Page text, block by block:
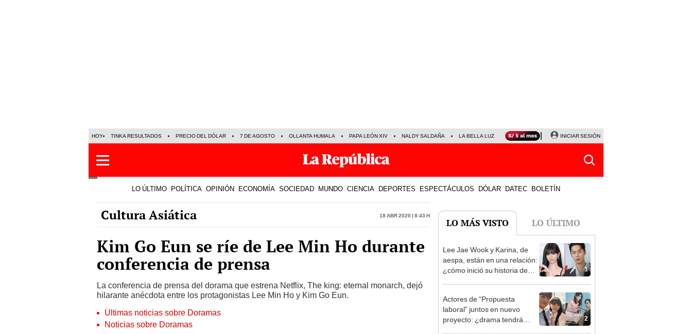
HOY TINKA RESULTADOS PRECIO DEL DÓLAR 7 DE AGOSTO OLLANTA HUMALA PAPA LEÓN XIV NALDY SALDAÑA LA BELLA LUZ MAGALY MEDINA SINUANO RESULTADOS HOY
INICIAR SESIÓN
LO ÚLTIMO POLÍTICA OPINIÓN ECONOMÍA SOCIEDAD MUNDO CIENCIA DEPORTES ESPECTÁCULOS DÓLAR DATEC BOLETÍN
Cultura Asiática 18 Abr 2020 | 8:43 h
Kim Go Eun se ríe de Lee Min Ho durante
conferencia de prensa
La conferencia de prensa del dorama que estrena Netflix, The king: eternal monarch, dejó
hilarante anécdota entre los protagonistas Lee Min Ho y Kim Go Eun.
Últimas noticias sobre Doramas
Noticias sobre Doramas
LO MÁS VISTO LO ÚLTIMO
1
Lee Jae Wook y Karina, de
aespa, están en una relación:
¿cómo inició su historia de
2
Actores de “Propuesta
laboral” juntos en nuevo
proyecto: ¿drama tendrá